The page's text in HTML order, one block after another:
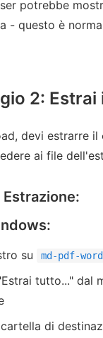
potrebbe
- questo è
2: Estrai
devi estrarre il
ai file
su md-pdf-
tutto..." dal
di